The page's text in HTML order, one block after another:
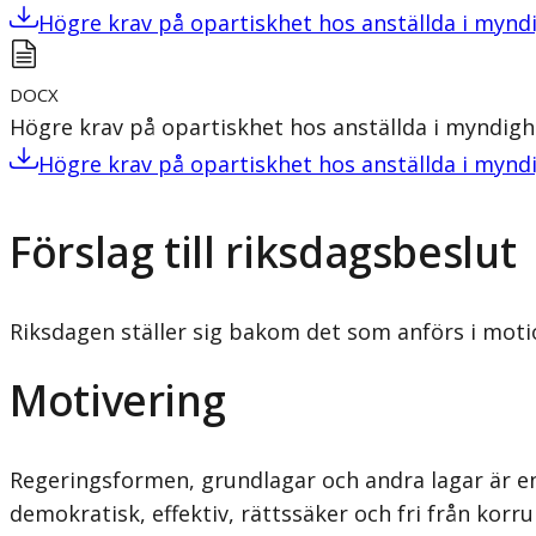
Högre krav på opartiskhet hos anställda i
DOCX
Högre krav på opartiskhet hos anställda i
Högre krav på opartiskhet hos anställda i
Förslag till riksdagsbeslut
Riksdagen ställer sig bakom det som anförs i
Motivering
Regeringsformen, grundlagar och andra lagar är
demokratisk, effektiv, rättssäker och fri från